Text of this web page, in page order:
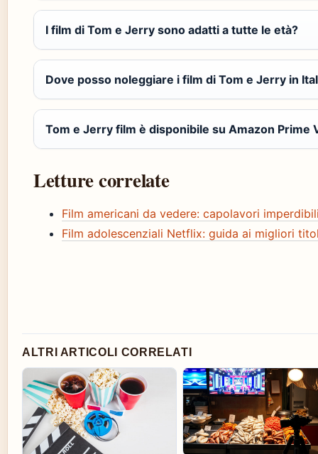
I film di Tom e Jerry sono adatti a tutte le età?
Dove posso noleggiare i film di Tom e Jerry in
Tom e Jerry film è disponibile su Amazon Prime
Letture correlate
Film americani da vedere: capolavori
Film adolescenziali Netflix: guida ai migliori
ALTRI ARTICOLI CORRELATI